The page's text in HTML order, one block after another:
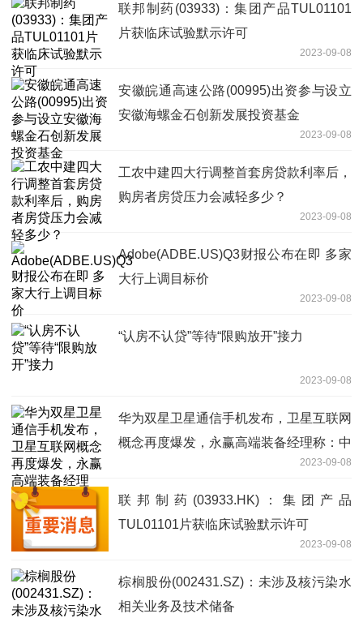
联邦制药(03933)：集团产品TUL01101
片获临床试验默示许可
2023-09-08
安徽皖通高速公路(00995)出资参与设立
安徽海螺金石创新发展投资基金
2023-09-08
工农中建四大行调整首套房贷款利率后，
购房者房贷压力会减轻多少？
2023-09-08
Adobe(ADBE.US)Q3财报公布在即 多家
大行上调目标价
2023-09-08
“认房不认贷”等待“限购放开”接力
2023-09-08
华为双星卫星通信手机发布，卫星互联网
概念再度爆发，永赢高端装备经理称：中
国星网建设加速，期待真正的“星辰大海”
2023-09-08
联邦制药(03933.HK)：集团产品
TUL01101片获临床试验默示许可
2023-09-08
棕榈股份(002431.SZ)：未涉及核污染水
相关业务及技术储备